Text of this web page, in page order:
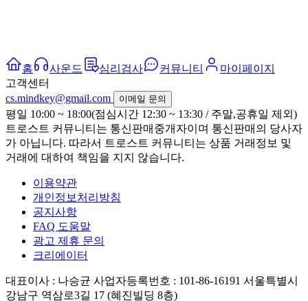
홈 사운드 심리검사 커뮤니티
마이페이지
고객센터
cs.mindkey@gmail.com
이메일 문의
평일 10:00 ~ 18:00(점심시간 12:30 ~ 13:30 / 주말,공휴일 제외)
트로스트 커뮤니티는 통신판매중개자이며 통신판매의 당사자
가 아닙니다. 따라서 트로스트 커뮤니티는 상품 거래정보 및
거래에 대하여 책임을 지지 않습니다.
이용약관
개인정보처리방침
공지사항
FAQ 도움말
광고 제휴 문의
크리에이터
대표이사 : 나승균 사업자등록번호 : 101-86-16191 서울특별시
강남구 역삼로3길 17 (혜진빌딩 8층)